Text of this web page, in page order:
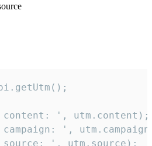
content: ', utm.content);
',
source: ', utm.source);